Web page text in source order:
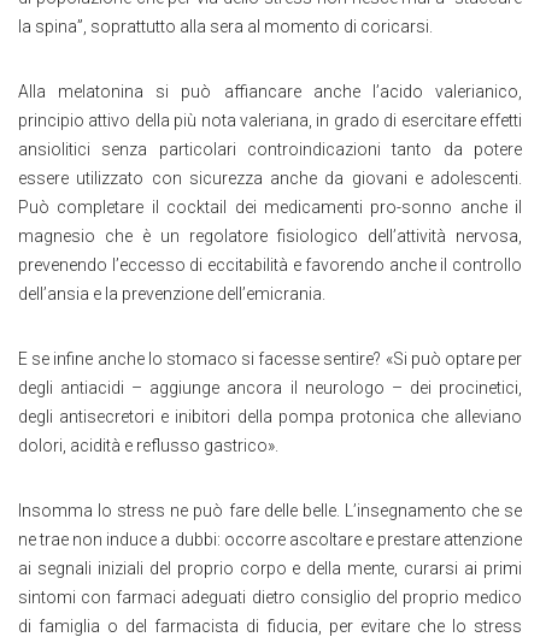
la spina”, soprattutto alla sera al momento di coricarsi.
Alla melatonina si può affiancare anche l’acido valerianico,
principio attivo della più nota valeriana, in grado di esercitare effetti
ansiolitici senza particolari controindicazioni tanto da potere
essere utilizzato con sicurezza anche da giovani e adolescenti.
Può completare il cocktail dei medicamenti pro-sonno anche il
magnesio che è un regolatore fisiologico dell’attività nervosa,
prevenendo l’eccesso di eccitabilità e favorendo anche il controllo
dell’ansia e la prevenzione dell’emicrania.
E se infine anche lo stomaco si facesse sentire? «Si può optare per
degli antiacidi – aggiunge ancora il neurologo – dei procinetici,
degli antisecretori e inibitori della pompa protonica che alleviano
dolori, acidità e reflusso gastrico».
Insomma lo stress ne può fare delle belle. L’insegnamento che se
ne trae non induce a dubbi: occorre ascoltare e prestare attenzione
ai segnali iniziali del proprio corpo e della mente, curarsi ai primi
sintomi con farmaci adeguati dietro consiglio del proprio medico
di famiglia o del farmacista di fiducia, per evitare che lo stress